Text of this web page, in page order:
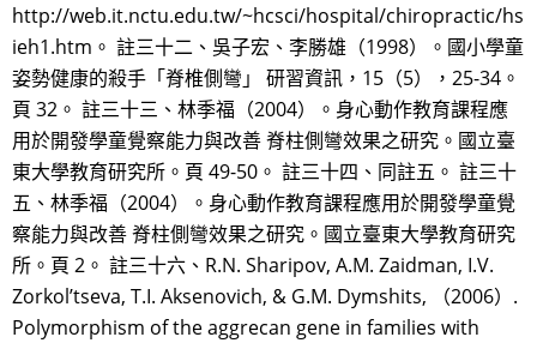
http://web.it.nctu.edu.tw/~hcsci/hospital/chiropractic/hs
ieh1.htm。 註三十二、吳子宏、李勝雄（1998）。國小學童
姿勢健康的殺手「脊椎側彎」 研習資訊，15（5），25-34。
頁 32。 註三十三、林季福（2004）。身心動作教育課程應
用於開發學童覺察能力與改善 脊柱側彎效果之研究。國立臺
東大學教育研究所。頁 49-50。 註三十四、同註五。 註三十
五、林季福（2004）。身心動作教育課程應用於開發學童覺
察能力與改善 脊柱側彎效果之研究。國立臺東大學教育研究
所。頁 2。 註三十六、R.N. Sharipov, A.M. Zaidman, I.V.
Zorkol’tseva, T.I. Aksenovich, & G.M. Dymshits, （2006）.
Polymorphism of the aggrecan gene in families with